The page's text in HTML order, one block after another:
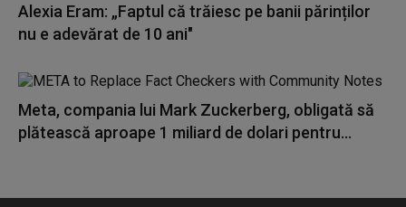
Alexia Eram: „Faptul că trăiesc pe banii părinților
nu e adevărat de 10 ani"
Meta, compania lui Mark Zuckerberg, obligată să
plătească aproape 1 miliard de dolari pentru...